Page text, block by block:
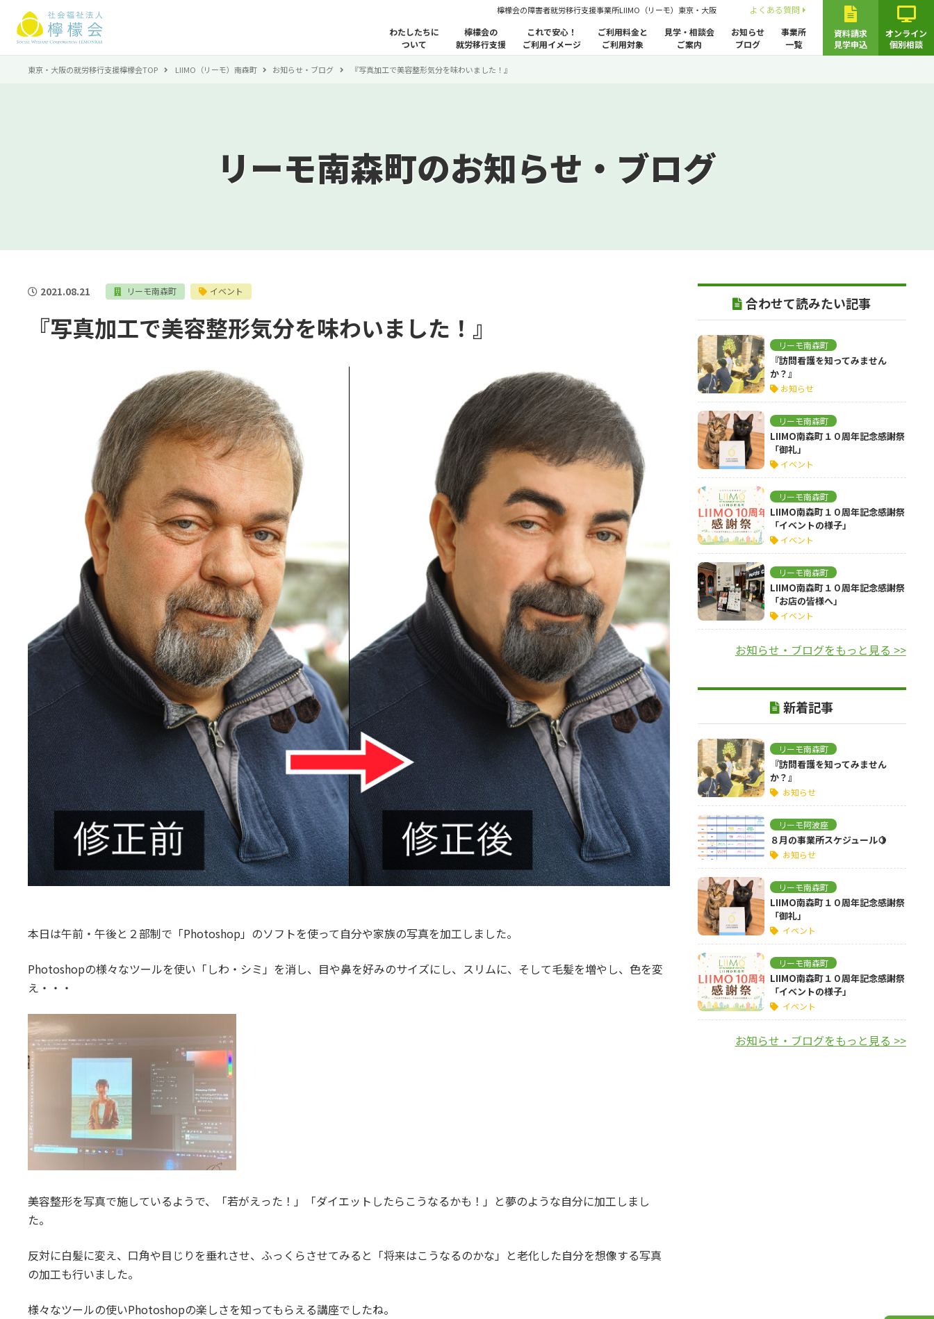
檸檬会の障害者就労移行支援事業所LIIMO（リーモ）東京・大阪
よくある質問
わたしたちに
ついて
檸檬会の
就労移行支援
これで安心！
ご利用イメージ
ご利用料金と
ご利用対象
見学・相談会
ご案内
お知らせ
ブログ
事業所
一覧
資料請求
見学申込
オンライン
個別相談
東京・大阪の就労移行支援檸檬会TOP LIIMO（リーモ）南森町 お知らせ・ブログ 『写真加工で美容整形気分を味わいました！』
リーモ南森町のお知らせ・ブログ
2021.08.21 リーモ南森町 イベント
『写真加工で美容整形気分を味わいました！』
本日は午前・午後と２部制で「Photoshop」のソフトを使って自分や家族の写真を加工しました。
Photoshopの様々なツールを使い「しわ・シミ」を消し、目や鼻を好みのサイズにし、スリムに、そして毛髪を増やし、色を変
え・・・
美容整形を写真で施しているようで、「若がえった！」「ダイエットしたらこうなるかも！」と夢のような自分に加工しまし
た。
反対に白髪に変え、口角や目じりを垂れさせ、ふっくらさせてみると「将来はこうなるのかな」と老化した自分を想像する写真
の加工も行いました。
様々なツールの使いPhotoshopの楽しさを知ってもらえる講座でしたね。
合わせて読みたい記事
リーモ南森町
『訪問看護を知ってみません
か？』
お知らせ
リーモ南森町
LIIMO南森町１０周年記念感謝祭
「御礼」
イベント
リーモ南森町
LIIMO南森町１０周年記念感謝祭
「イベントの様子」
イベント
リーモ南森町
LIIMO南森町１０周年記念感謝祭
「お店の皆様へ」
イベント
お知らせ・ブログをもっと見る >>
新着記事
リーモ南森町
『訪問看護を知ってみません
か？』
お知らせ
リーモ阿波座
８月の事業所スケジュール🍋
お知らせ
リーモ南森町
LIIMO南森町１０周年記念感謝祭
「御礼」
イベント
リーモ南森町
LIIMO南森町１０周年記念感謝祭
「イベントの様子」
イベント
お知らせ・ブログをもっと見る >>